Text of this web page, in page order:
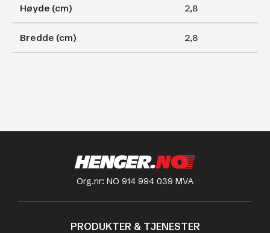
Høyde (cm) 2,8
Bredde (cm) 2,8
Org.nr: NO 914 994 039 MVA
PRODUKTER & TJENESTER